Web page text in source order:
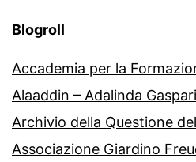
Blogroll
Accademia per la
Alaaddin – Adalinda
Archivio della Questione
Associazione Giardino